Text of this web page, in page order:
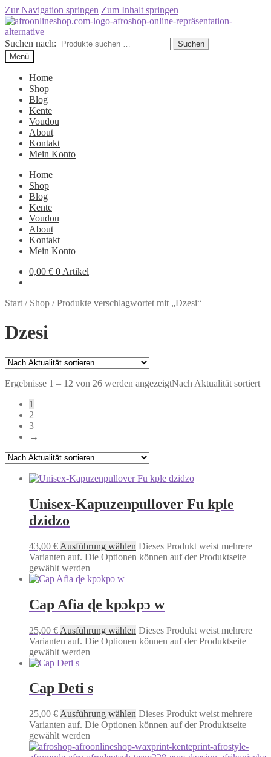
Zur Navigation springen Zum Inhalt springen
Suchen nach:
Suchen
Menü
Home
Shop
Blog
Kente
Voudou
About
Kontakt
Mein Konto
Home
Shop
Blog
Kente
Voudou
About
Kontakt
Mein Konto
0,00 € 0 Artikel
Start / Shop /Produkte verschlagwortet mit „Dzesi“
Dzesi
Ergebnisse 1 – 12 von 26 werden angezeigtNach Aktualität sortiert
1
2
3
→
Unisex-Kapuzenpullover Fu kple
dzidzo
43,00 € Ausführung wählen Dieses Produkt weist mehrere
Varianten auf. Die Optionen können auf der Produktseite
gewählt werden
Cap Afia ɖe kpɔkpɔ w
25,00 € Ausführung wählen Dieses Produkt weist mehrere
Varianten auf. Die Optionen können auf der Produktseite
gewählt werden
Cap Deti s
25,00 € Ausführung wählen Dieses Produkt weist mehrere
Varianten auf. Die Optionen können auf der Produktseite
gewählt werden